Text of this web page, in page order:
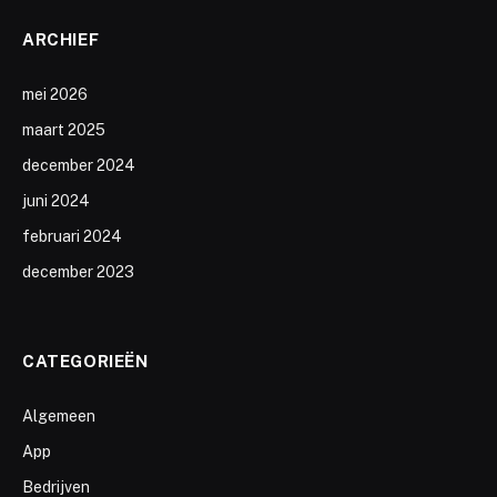
ARCHIEF
mei 2026
maart 2025
december 2024
juni 2024
februari 2024
december 2023
CATEGORIEËN
Algemeen
App
Bedrijven